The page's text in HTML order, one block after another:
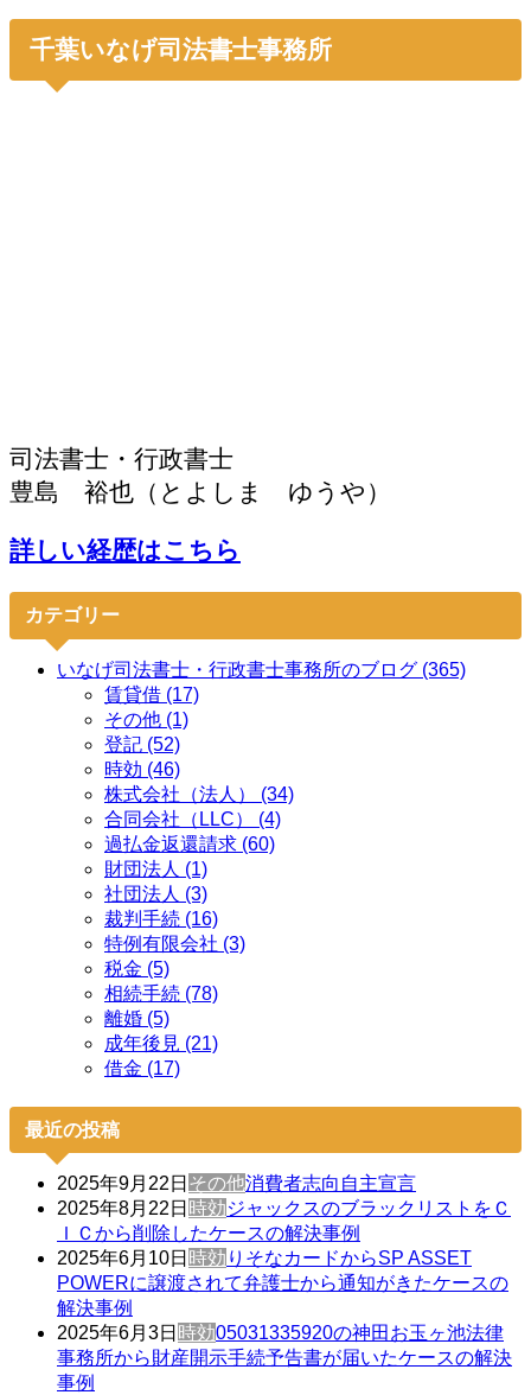
千葉いなげ司法書士事務所
司法書士・行政書士
豊島 裕也（とよしま ゆうや）
詳しい経歴はこちら
カテゴリー
いなげ司法書士・行政書士事務所のブログ (365)
賃貸借 (17)
その他 (1)
登記 (52)
時効 (46)
株式会社（法人） (34)
合同会社（LLC） (4)
過払金返還請求 (60)
財団法人 (1)
社団法人 (3)
裁判手続 (16)
特例有限会社 (3)
税金 (5)
相続手続 (78)
離婚 (5)
成年後見 (21)
借金 (17)
最近の投稿
2025年9月22日 その他消費者志向自主宣言
2025年8月22日 時効ジャックスのブラックリストをＣ
ＩＣから削除したケースの解決事例
2025年6月10日 時効 りそなカードからSP ASSET
POWERに譲渡されて弁護士から通知がきたケースの
解決事例
2025年6月3日 時効05031335920の神田お玉ヶ池法律
事務所から財産開示手続予告書が届いたケースの解決
事例